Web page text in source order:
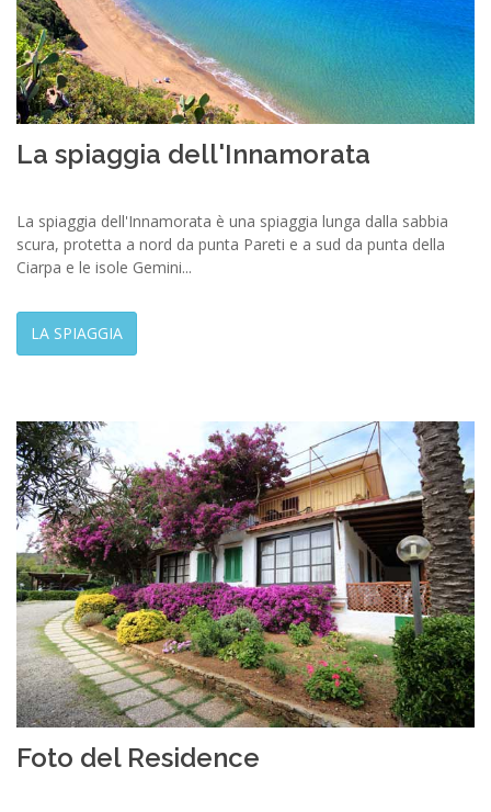
La spiaggia dell'Innamorata
La spiaggia dell'Innamorata è una spiaggia lunga dalla sabbia
scura, protetta a nord da punta Pareti e a sud da punta della
Ciarpa e le isole Gemini...
LA SPIAGGIA
Foto del Residence